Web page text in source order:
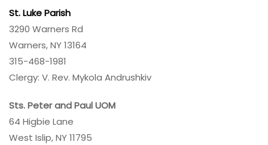
St. Luke Parish
3290 Warners Rd
Warners, NY 13164
315-468-1981
Clergy: V. Rev. Mykola Andrushkiv
Sts. Peter and Paul UOM
64 Higbie Lane
West Islip, NY 11795